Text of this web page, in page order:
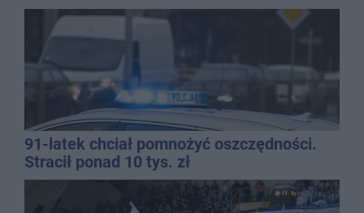
91-latek chciał pomnożyć oszczędności.
Stracił ponad 10 tys. zł